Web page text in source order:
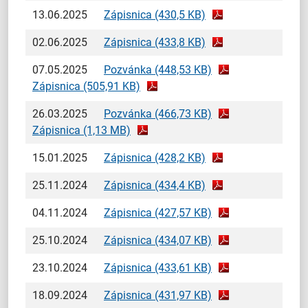
13.06.2025 Zápisnica (430,5 KB)
02.06.2025 Zápisnica (433,8 KB)
07.05.2025
Pozvánka (448,53 KB)
Zápisnica (505,91 KB)
26.03.2025
Pozvánka (466,73 KB)
Zápisnica (1,13 MB)
15.01.2025 Zápisnica (428,2 KB)
25.11.2024 Zápisnica (434,4 KB)
04.11.2024 Zápisnica (427,57 KB)
25.10.2024 Zápisnica (434,07 KB)
23.10.2024 Zápisnica (433,61 KB)
18.09.2024 Zápisnica (431,97 KB)